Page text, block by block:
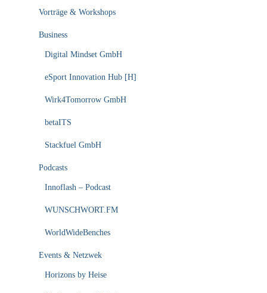
Vorträge & Workshops
Business
Digital Mindset GmbH
eSport Innovation Hub [H]
Wirk4Tomorrow GmbH
betaITS
Stackfuel GmbH
Podcasts
Innoflash – Podcast
WUNSCHWORT.FM
WorldWideBenches
Events & Netzwek
Horizons by Heise